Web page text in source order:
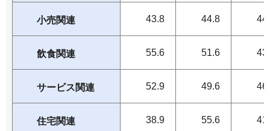
小売関連 43.8 44.8
飲食関連 55.6 51.6
サービス関連 52.9 49.6
住宅関連 38.9 55.6